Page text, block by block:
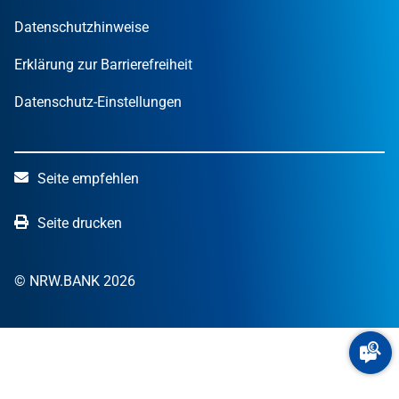
Datenschutzhinweise
Erklärung zur Barrierefreiheit
Datenschutz-Einstellungen
Seite empfehlen
Seite drucken
© NRW.BANK 2026